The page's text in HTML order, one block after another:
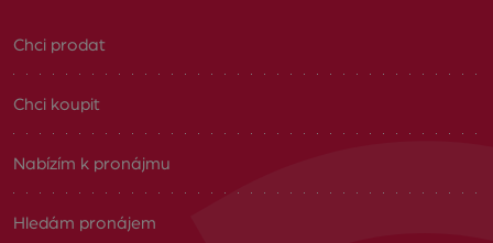
Chci prodat
Chci koupit
Nabízím k pronájmu
Hledám pronájem